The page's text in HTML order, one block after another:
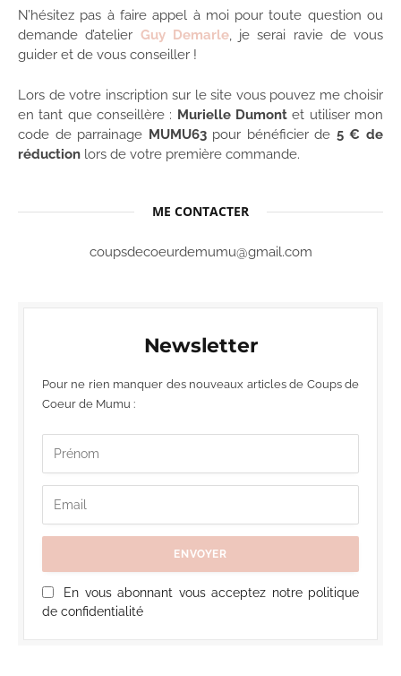
N’hésitez pas à faire appel à moi pour toute question ou
demande d’atelier Guy Demarle, je serai ravie de vous
guider et de vous conseiller !
Lors de votre inscription sur le site vous pouvez me choisir
en tant que conseillère : Murielle Dumont et utiliser mon
code de parrainage MUMU63pour bénéficier de 5 € de
réduction lors de votre première commande.
ME CONTACTER
coupsdecoeurdemumu@gmail.com
Newsletter
Pour ne rien manquer des nouveaux articles de Coups de
Coeur de Mumu :
En vous abonnant vous acceptez notre politique
de confidentialité